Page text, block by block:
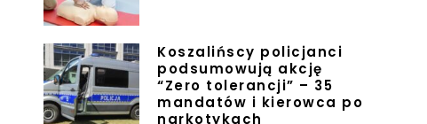
Koszalińscy policjanci
podsumowują akcję
“Zero tolerancji” – 35
mandatów i kierowca po
narkotykach